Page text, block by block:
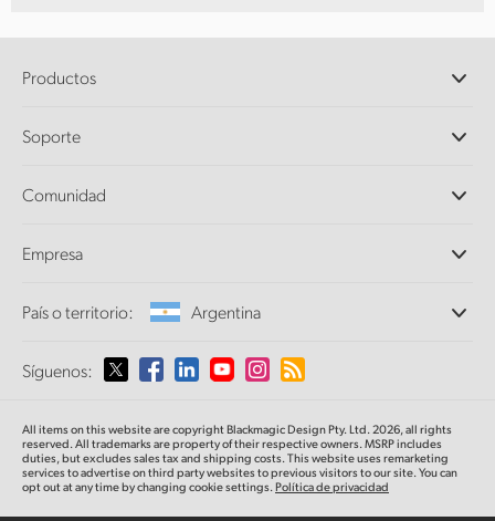
Productos
DaVinci Resolve y Fusion
Ultimatte
Captura y reproducción
Conversión de formatos
Supervisión
Almacenamiento en redes
Direccionamiento y distribución
Transmisión y codificación
Soporte
Centro de soporte técnico
Comunidad
Empresa
Perfil empresarial
Medios
País o territorio: Argentina
Selecciona un país o territorio
Australia
Síguenos:
All items on this website are copyright Blackmagic Design Pty. Ltd. 2026, all rights
reserved. All trademarksare propertyof their respective owners. MSRP includes
duties, but excludes sales tax and shipping costs.This website uses remarketing
services to advertise on third party websites to previous visitors to our site.You can
opt out at any time by changing cookie settings.Política de privacidad